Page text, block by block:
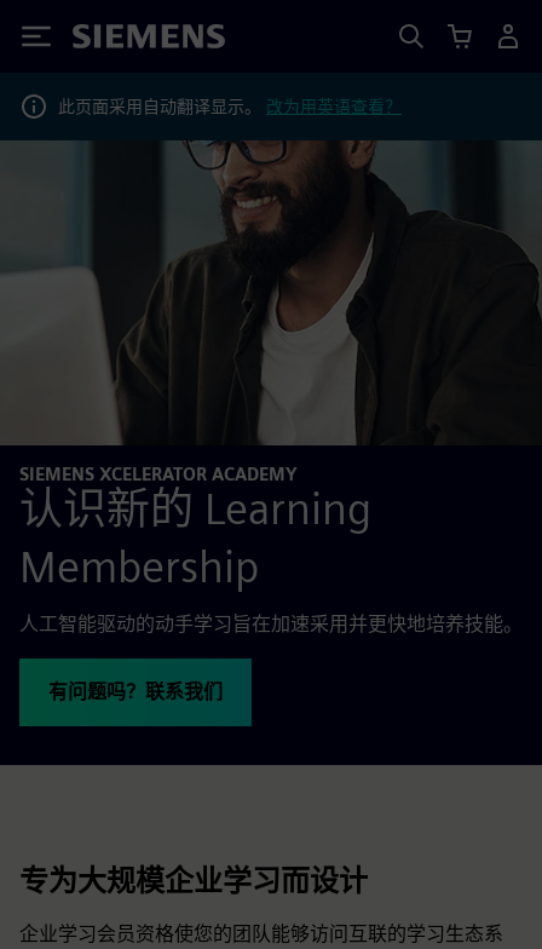
Siemens
此页面采用自动翻译显示。 改为用英语查看？
SIEMENS XCELERATOR ACADEMY
认识新的 Learning
Membership
人工智能驱动的动手学习旨在加速采用并更快地培养技能。
有问题吗？联系我们
专为大规模企业学习而设计
企业学习会员资格使您的团队能够访问互联的学习生态系